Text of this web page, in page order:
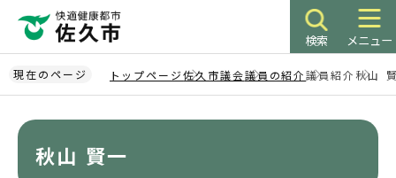
ペ
ー
ジ
検索 メニュー
現在のページ トップページ佐久市議会議員の紹介議員紹介 秋山
秋山 賢一